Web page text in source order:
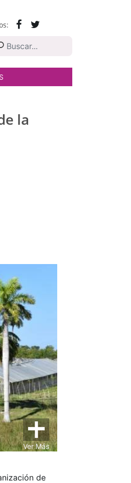
la
Ver Más
de